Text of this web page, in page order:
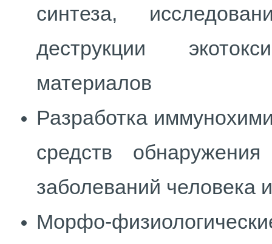
синтеза,
деструкции
материалов
Разработка
средств
заболеваний человека
Морфо-